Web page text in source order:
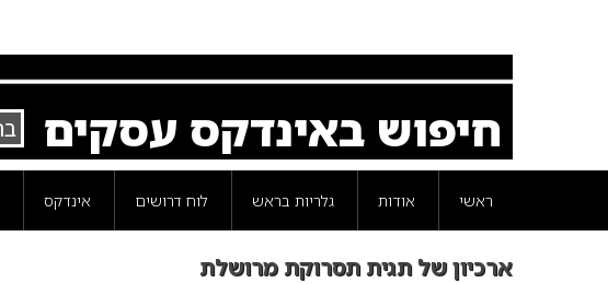
חיפוש באינדקס עסקים
ראשי אודות גלריות בראש לוח דרושים אינדקס
ארכיון של תגית תסרוקת מרושלת